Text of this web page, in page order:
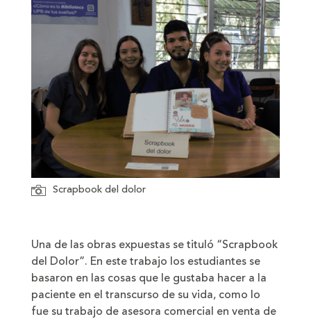
Scrapbook del dolor
Una de las obras expuestas se tituló “Scrapbook
del Dolor”. En este trabajo los estudiantes se
basaron en las cosas que le gustaba hacer a la
paciente en el transcurso de su vida, como lo
fue su trabajo de asesora comercial en venta de